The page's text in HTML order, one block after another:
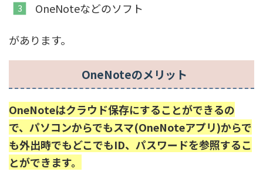
OneNoteなどのソフト
があります。
OneNoteのメリット
OneNoteはクラウド保存にすることができるの
で、パソコンからでもスマ(OneNoteアプリ)からで
も外出時でもどこでもID、パスワードを参照するこ
とができます。